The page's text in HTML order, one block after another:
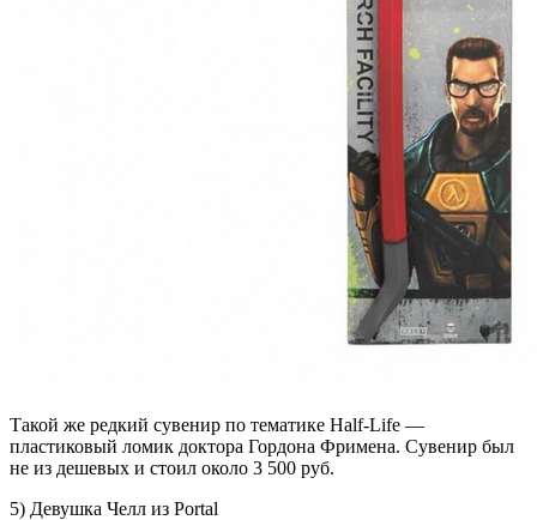
Такой же редкий сувенир по тематике Half-Life —
пластиковый ломик доктора Гордона Фримена. Сувенир был
не из дешевых и стоил около 3 500 руб.
5) Девушка Челл из Portal